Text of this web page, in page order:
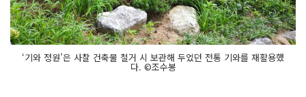
‘기와 정원’은 사찰 건축물 철거 시 보관해 두었던 전통 기와를 재활용했
다. ©조수봉